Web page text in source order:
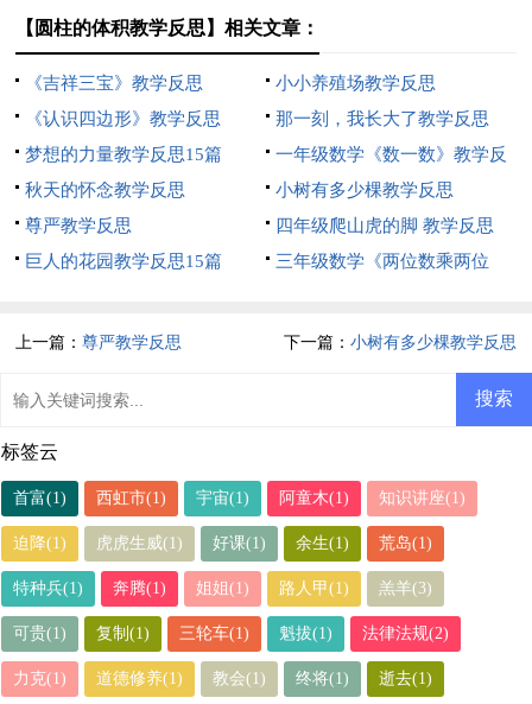
【圆柱的体积教学反思】相关文章：
《吉祥三宝》教学反思
小小养殖场教学反思
《认识四边形》教学反思
那一刻，我长大了教学反思
梦想的力量教学反思15篇
一年级数学《数一数》教学反
思
秋天的怀念教学反思
小树有多少棵教学反思
尊严教学反思
四年级爬山虎的脚 教学反思
巨人的花园教学反思15篇
三年级数学《两位数乘两位
上一篇：尊严教学反思 下一篇： 小树有多少棵教学反思
标签云
首富(1) 西虹市(1) 宇宙(1) 阿童木(1) 知识讲座(1)
迫降(1) 虎虎生威(1) 好课(1) 余生(1) 荒岛(1)
特种兵(1) 奔腾(1) 姐姐(1) 路人甲(1) 羔羊(3)
可贵(1) 复制(1) 三轮车(1) 魁拔(1) 法律法规(2)
力克(1) 道德修养(1) 教会(1) 终将(1) 逝去(1)